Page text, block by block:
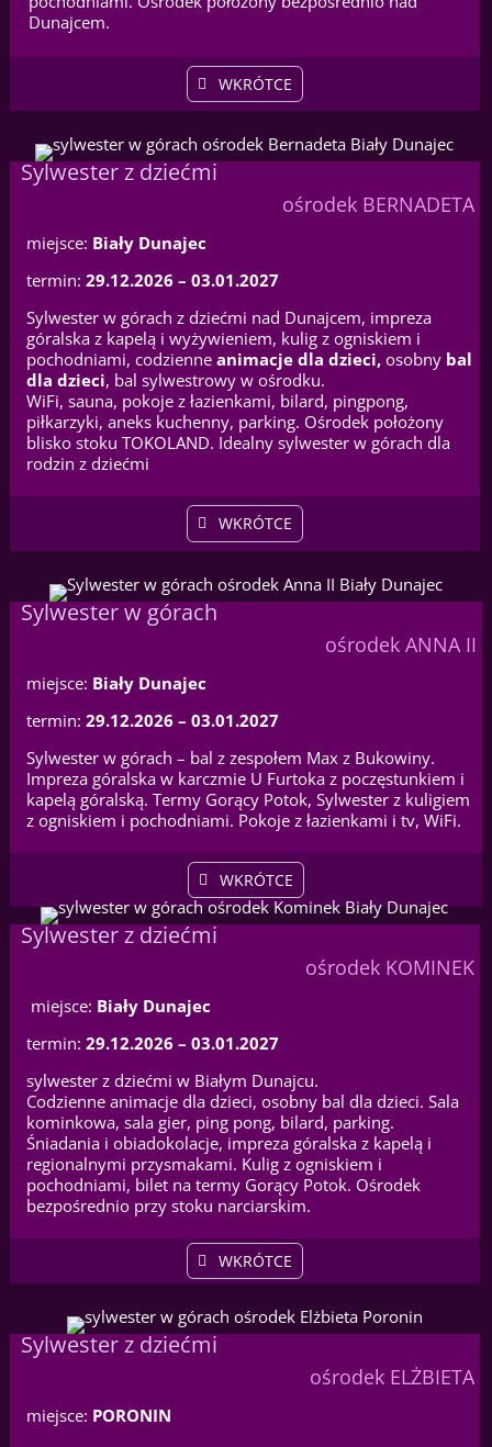
Dunajcem.
WKRÓTCE
Sylwester z dziećmi
ośrodek BERNADETA
miejsce: Biały Dunajec
termin: 29.12.2026 – 03.01.2027
Sylwester w górach z dziećmi nad Dunajcem, impreza
góralska z kapelą i wyżywieniem, kulig z ogniskiem i
pochodniami, codzienne animacje dla dzieci,osobny bal
dla dzieci, bal sylwestrowy w ośrodku.
WiFi, sauna, pokoje z łazienkami, bilard, pingpong,
piłkarzyki, aneks kuchenny, parking. Ośrodek położony
blisko stoku TOKOLAND. Idealny sylwester w górach dla
rodzin z dziećmi
WKRÓTCE
Sylwester w górach
ośrodek ANNA II
miejsce: Biały Dunajec
termin: 29.12.2026 – 03.01.2027
Sylwester w górach – bal z zespołem Max z Bukowiny.
Impreza góralska w karczmie U Furtoka z poczęstunkiem i
kapelą góralską. Termy Gorący Potok, Sylwester z kuligiem
z ogniskiem i pochodniami. Pokoje z łazienkami i tv, WiFi.
WKRÓTCE
Sylwester z dziećmi
ośrodek KOMINEK
miejsce: Biały Dunajec
termin: 29.12.2026 – 03.01.2027
sylwester z dziećmi w Białym Dunajcu.
Codzienne animacje dla dzieci, osobny bal dla dzieci. Sala
kominkowa, sala gier, ping pong, bilard, parking.
Śniadania i obiadokolacje, impreza góralska z kapelą i
regionalnymi przysmakami. Kulig z ogniskiem i
pochodniami, bilet na termy Gorący Potok. Ośrodek
bezpośrednio przy stoku narciarskim.
WKRÓTCE
Sylwester z dziećmi
ośrodek ELŻBIETA
miejsce: PORONIN